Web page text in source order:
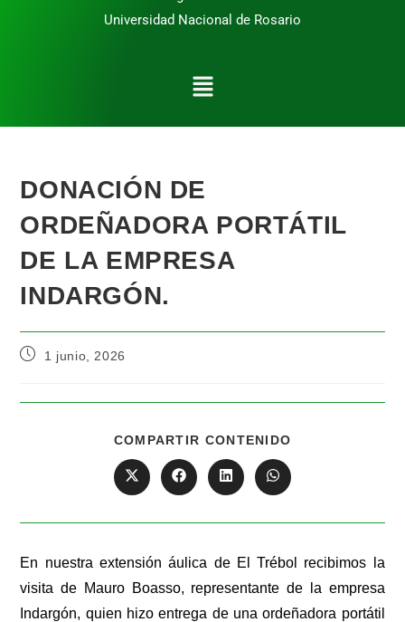
Universidad Nacional de Rosario
DONACIÓN DE
ORDEÑADORA PORTÁTIL
DE LA EMPRESA
INDARGÓN.
1 junio, 2026
COMPARTIR CONTENIDO
En nuestra extensión áulica de El Trébol recibimos la
visita de Mauro Boasso, representante de la empresa
Indargón, quien hizo entrega de una ordeñadora portátil